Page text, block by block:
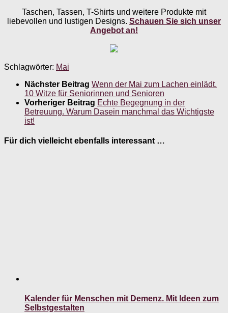
Taschen, Tassen, T-Shirts und weitere Produkte mit
liebevollen und lustigen Designs. Schauen Sie sich unser
Angebot an!
Schlagwörter: Mai
Nächster Beitrag Wenn der Mai zum Lachen einlädt.
10 Witze für Seniorinnen und Senioren
Vorheriger Beitrag Echte Begegnung in der
Betreuung. Warum Dasein manchmal das Wichtigste
ist!
Für dich vielleicht ebenfalls interessant …
Kalender für Menschen mit Demenz. Mit Ideen zum
Selbstgestalten